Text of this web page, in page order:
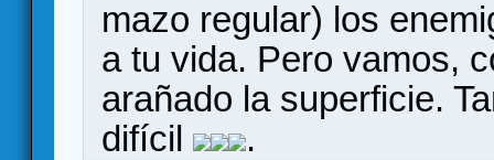
mazo regular) los
a tu vida. Pero vamos,
arañado la superficie.
difícil
.